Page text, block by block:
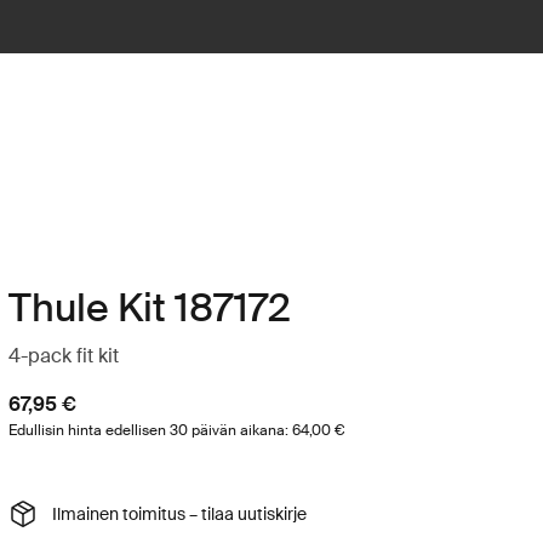
Thule Kit 187172
4-pack fit kit
67,95 €
Edullisin hinta edellisen 30 päivän aikana: 64,00 €
Ilmainen toimitus – tilaa uutiskirje